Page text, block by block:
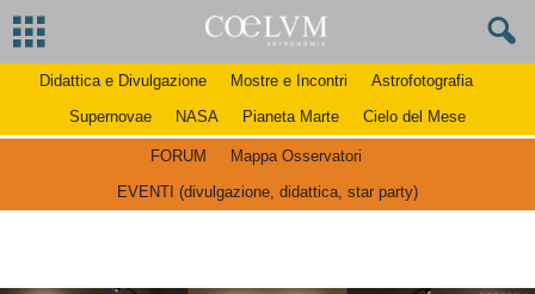
Didattica e Divulgazione Mostre e Incontri
Astrofotografia
Supernovae
NASA Pianeta Marte Cielo del Mese
FORUM
Mappa Osservatori
EVENTI (divulgazione, didattica, star party)